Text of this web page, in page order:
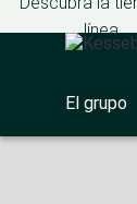
línea
El grupo